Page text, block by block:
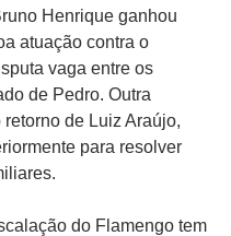
Henrique ganhou
atuação contra o
vaga entre os
de Pedro. Outra
de Luiz Araújo,
para resolver
do Flamengo tem